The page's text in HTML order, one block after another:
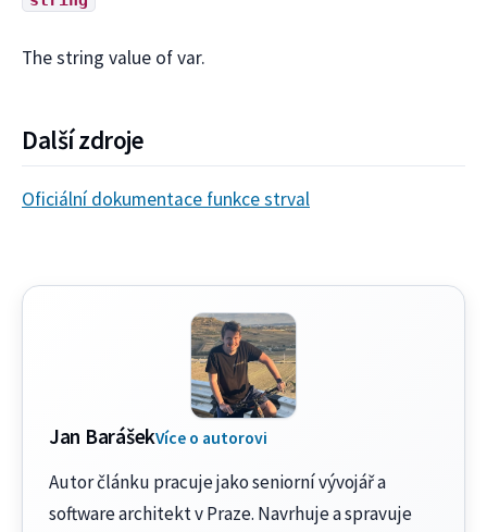
The string value of var.
Další zdroje
Oficiální dokumentace funkce strval
Jan BarášekVíce o autorovi
Autor článku pracuje jako seniorní vývojář a
software architekt v Praze. Navrhuje a spravuje